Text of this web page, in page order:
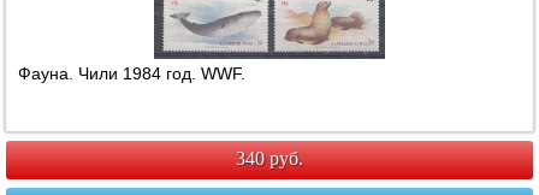
Фауна. Чили 1984 год. WWF.
340 руб.